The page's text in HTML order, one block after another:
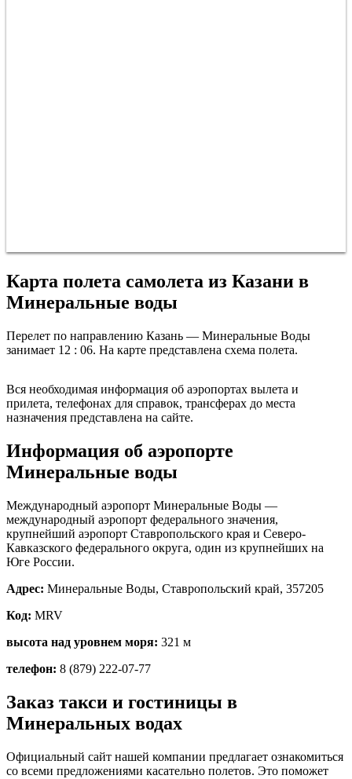
Карта полета самолета из Казани в
Минеральные воды
Перелет по направлению Казань — Минеральные Воды
занимает 12 : 06. На карте представлена схема полета.
Казань
Минеральные Воды
Вся необходимая информация об аэропортах вылета и
прилета, телефонах для справок, трансферах до места
назначения представлена на сайте.
Информация об аэропорте
Минеральные воды
Международный аэропорт Минеральные Воды —
международный аэропорт федерального значения,
крупнейший аэропорт Ставропольского края и Северо-
Кавказского федерального округа, один из крупнейших на
Юге России.
Адрес: Минеральные Воды, Ставропольский край, 357205
Код: MRV
высота над уровнем моря: 321 м
телефон: 8 (879) 222-07-77
Заказ такси и гостиницы в
Минеральных водах
Официальный сайт нашей компании предлагает ознакомиться
со всеми предложениями касательно полетов. Это поможет